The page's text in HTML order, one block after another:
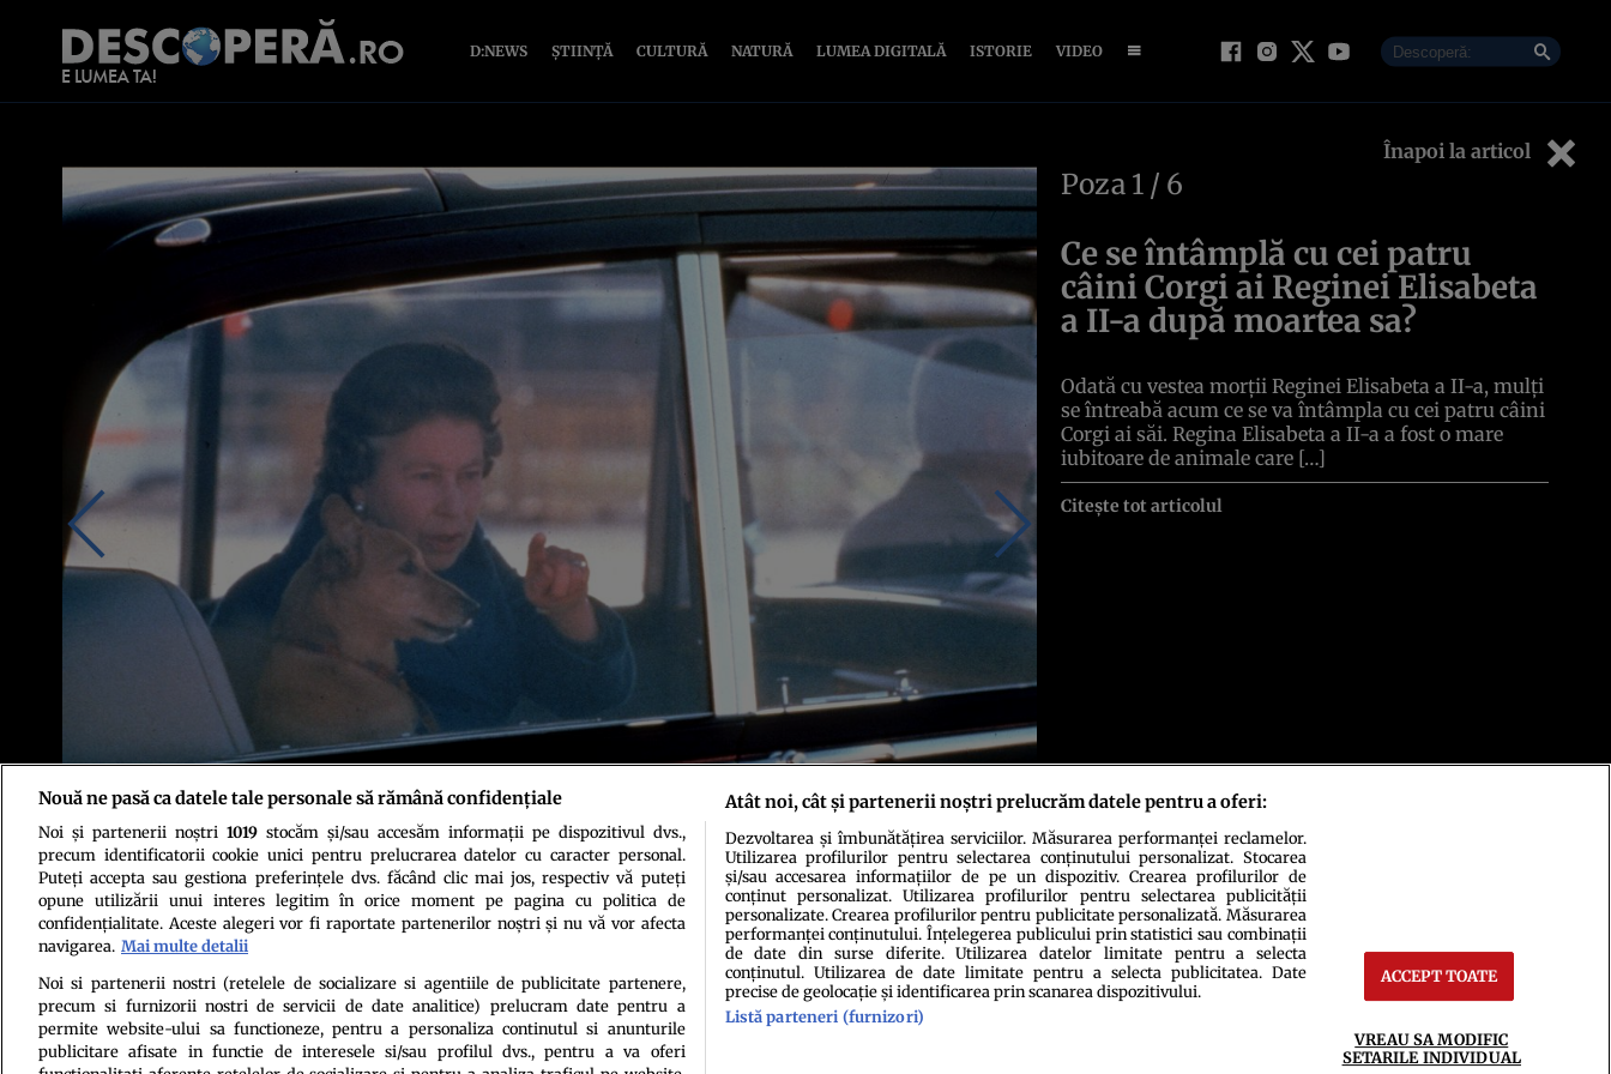
D:NEWS ȘTIINȚĂ CULTURĂ NATURĂ LUMEA DIGITALĂ ISTORIE VIDEO
Înapoi la articol
Regina Elisabeta a II-a și unul dintre câinii săi corgi, octombrie 1986. Sursa foto: Profimedia
Poza 1 / 6
Ce se întâmplă cu cei patru
câini Corgi ai Reginei Elisabeta
a II-a după moartea sa?
Odată cu vestea morții Reginei Elisabeta a II-a, mulți
se întreabă acum ce se va întâmpla cu cei patru câini
Corgi ai săi. Regina Elisabeta a II-a a fost o mare
iubitoare de animale care […]
Citește tot articolul
Politica de confidenţialitatePolitica de cookiesTermeni şi condiţiiEchipa redacțională
Nouă ne pasă ca datele tale personale să rămână confidențiale
Noi și partenerii noștri 1019stocăm și/sau accesăm informații pe dispozitivul dvs.,
precum identificatorii cookie unici pentru prelucrarea datelor cu caracter personal.
Puteți accepta sau gestiona preferințele dvs. făcând clic mai jos, respectiv vă puteți
opune utilizării unui interes legitim în orice moment pe pagina cu politica de
confidențialitate. Aceste alegeri vor fi raportate partenerilor noștri și nu vă vor afecta
navigarea. Mai multe detalii
Noi si partenerii nostri (retelele de socializare si agentiile de publicitate partenere,
precum si furnizorii nostri de servicii de date analitice) prelucram date pentru a
permite website-ului sa functioneze, pentru a personaliza continutul si anunturile
publicitare afisate in functie de interesele si/sau profilul dvs., pentru a va oferi
Atât noi, cât și partenerii noștri prelucrăm datele pentru a oferi:
Dezvoltarea și îmbunătățirea serviciilor. Măsurarea performanței reclamelor.
Utilizarea profilurilor pentru selectarea conținutului personalizat. Stocarea
și/sau accesarea informațiilor de pe un dispozitiv. Crearea profilurilor de
conținut personalizat. Utilizarea profilurilor pentru selectarea publicității
personalizate. Crearea profilurilor pentru publicitate personalizată. Măsurarea
performanței conținutului. Înțelegerea publicului prin statistici sau combinații
de date din surse diferite. Utilizarea datelor limitate pentru a selecta
conținutul. Utilizarea de date limitate pentru a selecta publicitatea. Date
precise de geolocație și identificarea prin scanarea dispozitivului.
Listă parteneri (furnizori)
ACCEPT TOATE
VREAU SA MODIFIC
SETARILE INDIVIDUAL